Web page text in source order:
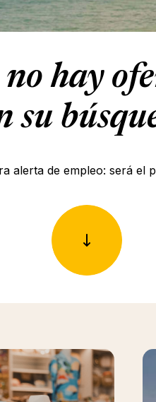
hay
su
alerta de empleo: será el